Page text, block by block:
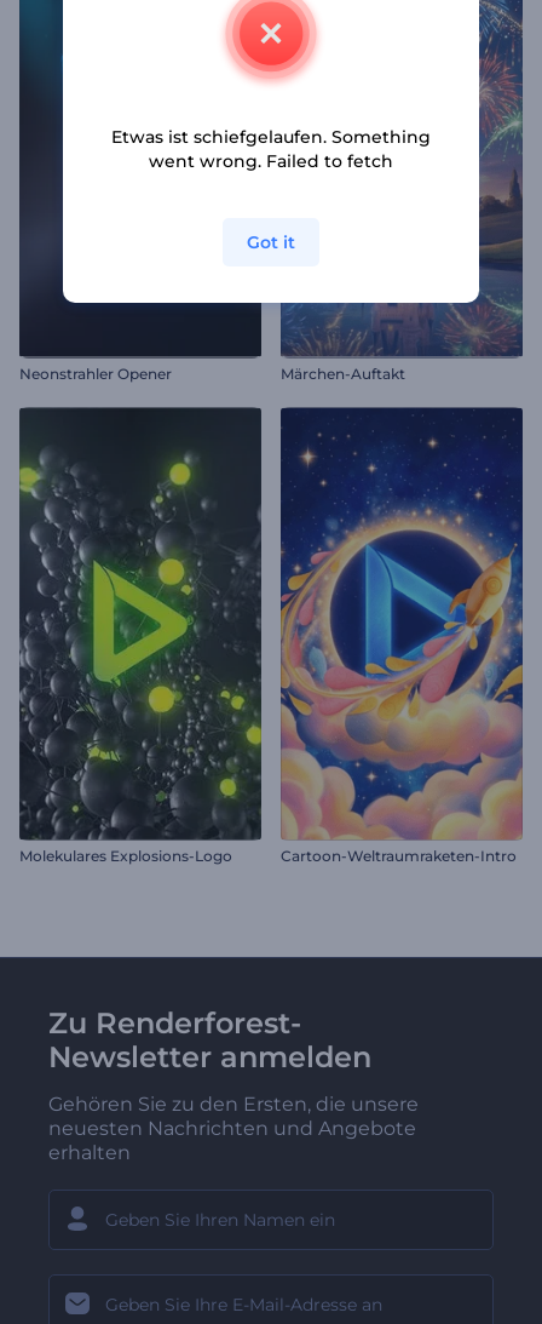
Neonstrahler Opener Märchen-Auftakt
Molekulares Explosions-Logo Cartoon-Weltraumraketen-Intro
Zu Renderforest-
Newsletter anmelden
Gehören Sie zu den Ersten, die unsere
neuesten Nachrichten und Angebote
erhalten
Etwas ist schiefgelaufen. Something
went wrong. Failed to fetch
Got it